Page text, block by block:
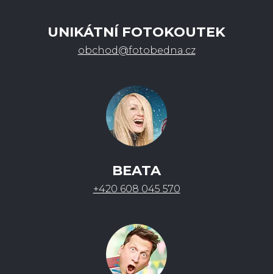
UNIKÁTNÍ FOTOKOUTEK
obchod@fotobedna.cz
BEATA
+420 608 045 570